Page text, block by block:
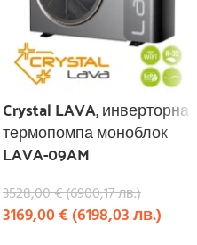
Crystal LAVA, инверторна
термопомпа моноблок
LAVA-09AM
3528,00€(6900,17лв.)
3169,00€(6198,03лв.)